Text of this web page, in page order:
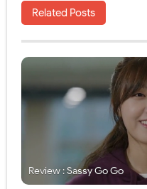
Related Posts
Review : Sassy Go Go